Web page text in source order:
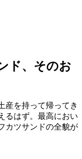
ド、そのお
産を持って帰ってき
るはず。最高におい
カツサンドの全貌が